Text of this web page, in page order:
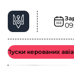
Пуски керованих
Снігопади
Оновлення